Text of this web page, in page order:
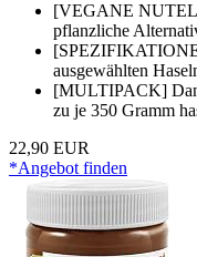
[VEGANE
pflanzliche
ausgewählten
[MULTIPACK]
zu je 350 Gramm
22,90 EUR
*Angebot finden